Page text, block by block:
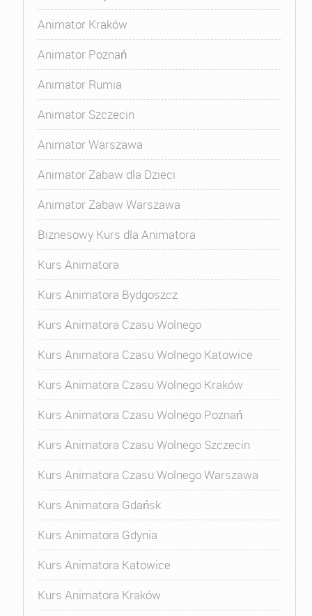
Animator Kraków
Animator Poznań
Animator Rumia
Animator Szczecin
Animator Warszawa
Animator Zabaw dla Dzieci
Animator Zabaw Warszawa
Biznesowy Kurs dla Animatora
Kurs Animatora
Kurs Animatora Bydgoszcz
Kurs Animatora Czasu Wolnego
Kurs Animatora Czasu Wolnego Katowice
Kurs Animatora Czasu Wolnego Kraków
Kurs Animatora Czasu Wolnego Poznań
Kurs Animatora Czasu Wolnego Szczecin
Kurs Animatora Czasu Wolnego Warszawa
Kurs Animatora Gdańsk
Kurs Animatora Gdynia
Kurs Animatora Katowice
Kurs Animatora Kraków